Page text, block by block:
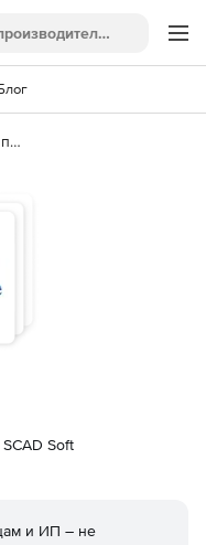
Строительное программное обеспечение
Soft
и ИП – не